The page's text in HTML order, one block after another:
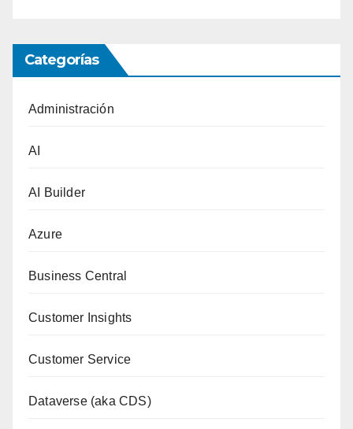
Categorías
Administración
AI
AI Builder
Azure
Business Central
Customer Insights
Customer Service
Dataverse (aka CDS)